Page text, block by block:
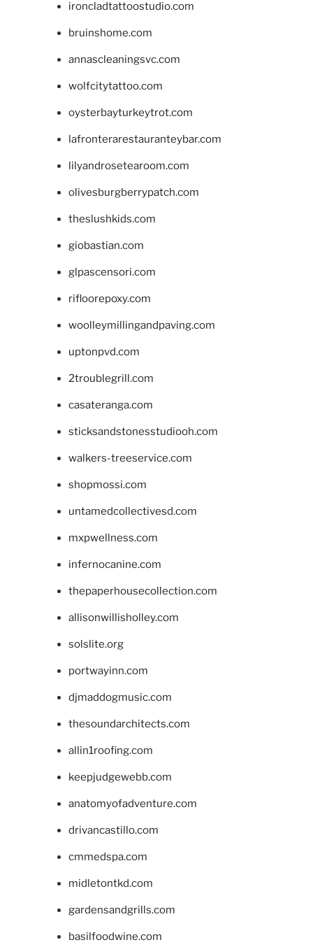
ironcladtattoostudio.com
bruinshome.com
annascleaningsvc.com
wolfcitytattoo.com
oysterbayturkeytrot.com
lafronterarestauranteybar.com
lilyandrosetearoom.com
olivesburgberrypatch.com
theslushkids.com
giobastian.com
glpascensori.com
rifloorepoxy.com
woolleymillingandpaving.com
uptonpvd.com
2troublegrill.com
casateranga.com
sticksandstonesstudiooh.com
walkers-treeservice.com
shopmossi.com
untamedcollectivesd.com
mxpwellness.com
infernocanine.com
thepaperhousecollection.com
allisonwillisholley.com
solslite.org
portwayinn.com
djmaddogmusic.com
thesoundarchitects.com
allin1roofing.com
keepjudgewebb.com
anatomyofadventure.com
drivancastillo.com
cmmedspa.com
midletontkd.com
gardensandgrills.com
basilfoodwine.com